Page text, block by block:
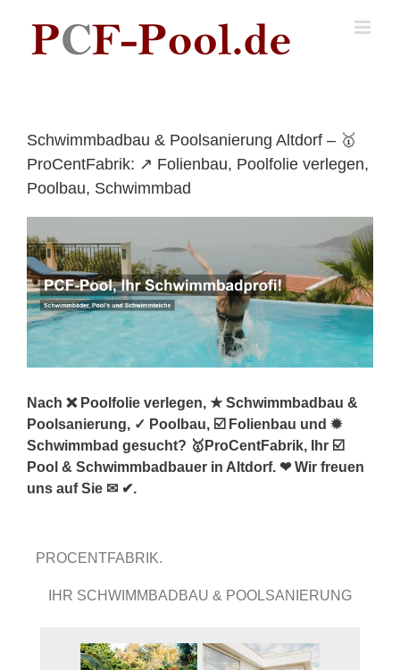
content
Schwimmbadbau & Poolsanierung Altdorf – 🥇
ProCentFabrik: ↗️ Folienbau, Poolfolie verlegen,
Poolbau, Schwimmbad
Nach ❌ Poolfolie verlegen, ★ Schwimmbadbau &
Poolsanierung, ✓ Poolbau, ☑️ Folienbau und ✹
Schwimmbad gesucht? 🥇ProCentFabrik, Ihr ☑️
Pool & Schwimmbadbauer in Altdorf. ❤ Wir freuen
uns auf Sie ✉ ✔.
PROCENTFABRIK.
IHR SCHWIMMBADBAU & POOLSANIERUNG